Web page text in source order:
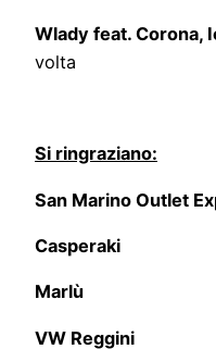
Wlady feat. Corona,
volta
Si ringraziano:
San Marino Outlet
Casperaki
Marlù
VW Reggini